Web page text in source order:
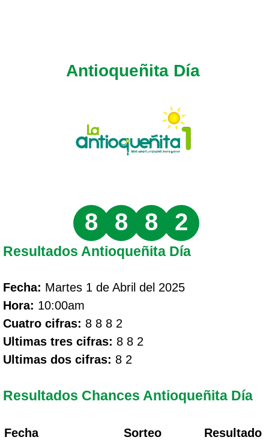
Antioqueñita Día
8 8 8 2
Resultados Antioqueñita Día
Fecha: Martes 1 de Abril del 2025
Hora: 10:00am
Cuatro cifras: 8 8 8 2
Ultimas tres cifras: 8 8 2
Ultimas dos cifras: 8 2
Resultados Chances Antioqueñita Día
Fecha Sorteo Resultado